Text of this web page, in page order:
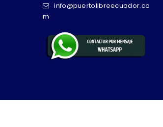
info@puertolibreecuador.co
m